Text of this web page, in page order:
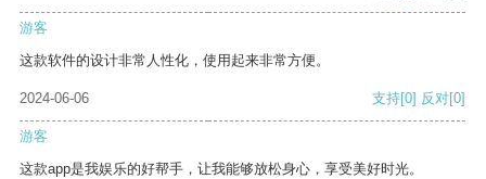
游客
这款软件的设计非常人性化，使用起来非常方便。
2024-06-06 支持[0] 反对[0]
游客
这款app是我娱乐的好帮手，让我能够放松身心，享受美好时光。